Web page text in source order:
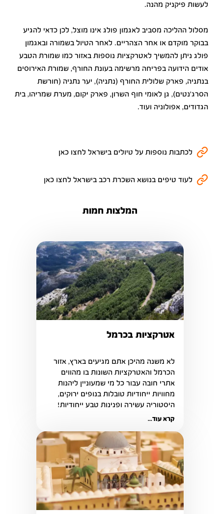
לעשות פיקניק מהנה.
מסלול ההליכה מסביב לאגמון פולג אינו מוצל, לכן כדאי להגיע
בבוקר מוקדם או אחר הצהריים. לאחר הטיול בשמורה ובאגמון
פולג ניתן להמשיך לאטרקציות נוספות באזור כמו שמורת הטבע
אודים הידועה בפריחה מרשימה בעונת החורף, שמורת האירוסים
בנתניה, פארק שלולית החורף (נתניה), יער נתניה (חורשת
הסרג'נטים), גן לאומי חוף השרון, פארק יקום, מערת שמריהו, בית
הגדודים, אפולוניה ועוד.
לכתבות נוספות על טיולים בישראל לחצו כאן
לעוד טיפים בנושא השכרת רכב בישראל לחצו כאן
המלצות חמות
אטרקציות בכרמל
היסטוריה עשירה ופנינות טבע ייחודיות!
קרא עוד...